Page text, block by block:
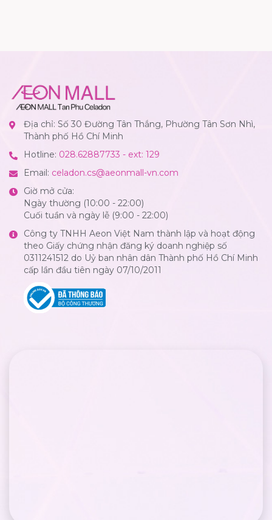
Địa chỉ: Số 30 Đường Tân Thắng, Phường Tân Sơn Nhì,
Thành phố Hồ Chí Minh
Hotline: 028.62887733 - ext: 129
Email: celadon.cs@aeonmall-vn.com
Giờ mở cửa:
Ngày thường (10:00 - 22:00)
Cuối tuần và ngày lễ (9:00 - 22:00)
Công ty TNHH Aeon Việt Nam thành lập và hoạt động
theo Giấy chứng nhận đăng ký doanh nghiệp số
0311241512 do Uỷ ban nhân dân Thành phố Hồ Chí Minh
cấp lần đầu tiên ngày 07/10/2011